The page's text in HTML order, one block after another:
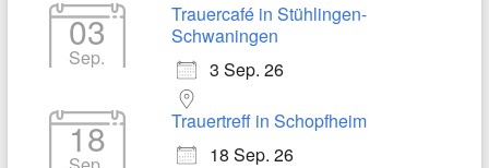
03
Sep.
Trauercafé in Stühlingen-
Schwaningen
3 Sep. 26
18
Trauertreff in Schopfheim
18 Sep. 26